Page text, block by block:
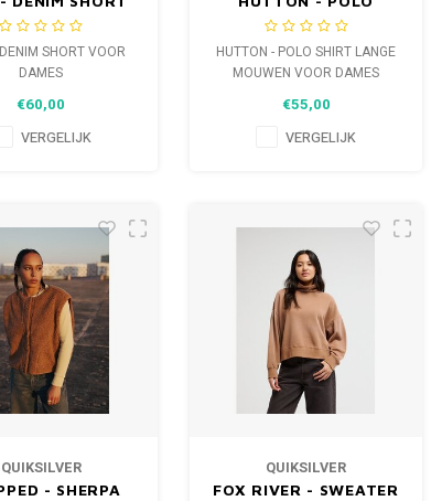
DAMES
SHORT VOOR
DAMES
€60,00
VERGELIJK
SHIRT LANGE
MOUWEN VOOR
DAMES
HUTTON - POLO SHIRT LANGE
MOUWEN VOOR DAMES
€55,00
VERGELIJK
QUIKSILVER
- SHERPA
QUIKSILVER
FOX RIVER - SWEATER